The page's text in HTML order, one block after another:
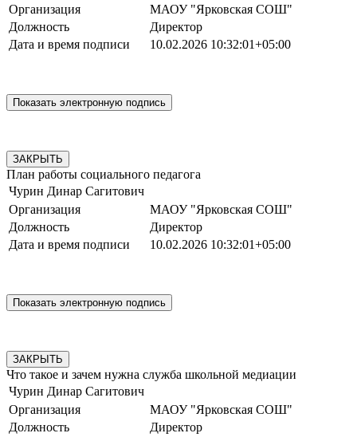
Организация
МАОУ "Ярковская СОШ"
Должность
Директор
Дата и время подписи
10.02.2026 10:32:01+05:00
ЗАКРЫТЬ
План работы социального педагога
Чурин Динар Сагитович
Организация
МАОУ "Ярковская СОШ"
Должность
Директор
Дата и время подписи
10.02.2026 10:32:01+05:00
ЗАКРЫТЬ
Что такое и зачем нужна служба школьной медиации
Чурин Динар Сагитович
Организация
МАОУ "Ярковская СОШ"
Должность
Директор